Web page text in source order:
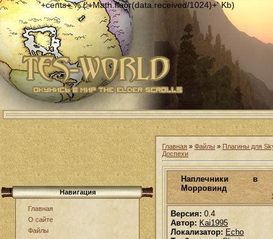
Навигация
Главная
О сайте
Файлы
Главная » Файлы » Плагины для
Доспехи
Наплечники в
Морровинд
Версия: 0.4
Автор: Kai1995
Локализатор: Echo
'+cents+'% ('+Math.floor(data.received/1024)+' Kb)